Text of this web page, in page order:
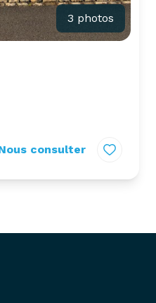
3 photos
consulter